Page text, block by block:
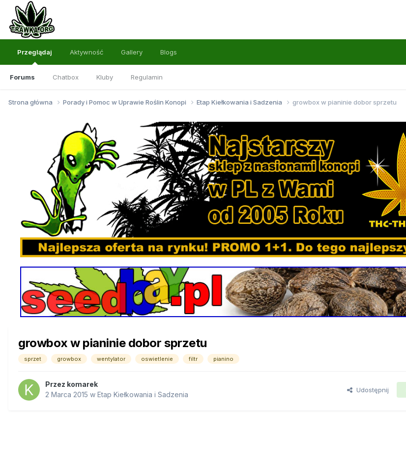
Przeglądaj
Forums Chatbox Kluby Regulamin
Aktywność Gallery Blogs
Strona główna Porady i Pomoc w Uprawie Roślin Konopi Etap Kiełkowania i Sadzenia growbox w pianinie dobor sprzetu
growbox w pianinie dobor sprzetu
sprzet growbox wentylator oswietlenie filtr pianino
Przez komarek
2 Marca 2015 w Etap Kiełkowania i Sadzenia
Udostępnij